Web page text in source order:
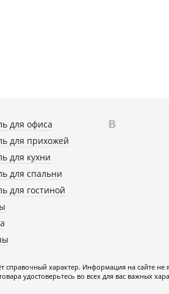
для офиса
для прихожей
для кухни
для спальни
для гостиной
справочный характер. Информация на сайте
удостоверьтесь во всех для вас важных